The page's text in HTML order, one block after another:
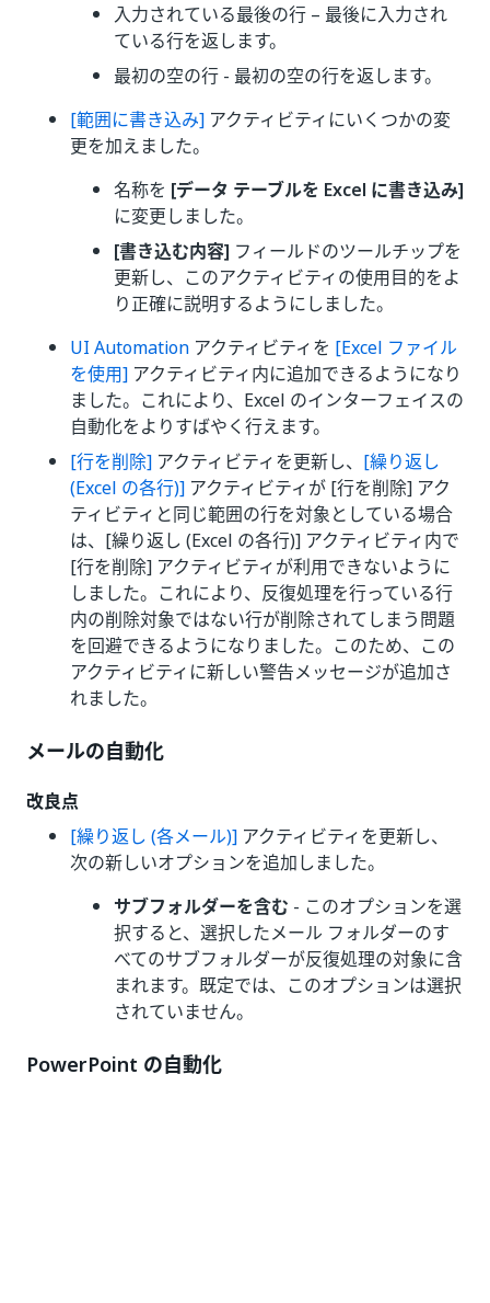
入力されている最後の行 – 最後に入力され
ている行を返します。
最初の空の行 - 最初の空の行を返します。
[範囲に書き込み] アクティビティにいくつかの変
更を加えました。
名称を [データ テーブルを Excel に書き込み]
に変更しました。
[書き込む内容] フィールドのツールチップを
更新し、このアクティビティの使用目的をよ
り正確に説明するようにしました。
UI Automation アクティビティを [Excel ファイル
を使用] アクティビティ内に追加できるようになり
ました。これにより、Excel のインターフェイスの
自動化をよりすばやく行えます。
[行を削除] アクティビティを更新し、 [繰り返し
(Excel の各行)] アクティビティが [行を削除] アク
ティビティと同じ範囲の行を対象としている場合
は、[繰り返し (Excel の各行)] アクティビティ内で
[行を削除] アクティビティが利用できないように
しました。これにより、反復処理を行っている行
内の削除対象ではない行が削除されてしまう問題
を回避できるようになりました。このため、この
アクティビティに新しい警告メッセージが追加さ
れました。
メールの自動化
改良点
[繰り返し (各メール)] アクティビティを更新し、
次の新しいオプションを追加しました。
サブフォルダーを含む - このオプションを選
択すると、選択したメール フォルダーのす
べてのサブフォルダーが反復処理の対象に含
まれます。既定では、このオプションは選択
されていません。
PowerPoint の自動化